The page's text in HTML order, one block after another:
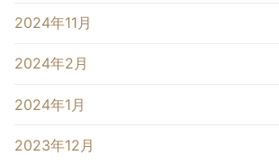
2024年11月
2024年2月
2024年1月
2023年12月